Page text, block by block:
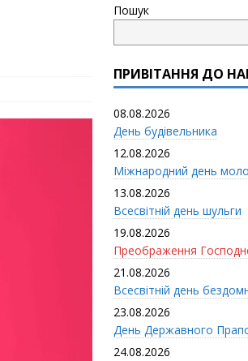
Пошук
ПРИВІТАННЯ ДО
08.08.2026
День будівельника
12.08.2026
Міжнародний день
13.08.2026
Всесвітній день шульги
19.08.2026
Преображення
21.08.2026
Всесвітній день
23.08.2026
День Державного
24.08.2026